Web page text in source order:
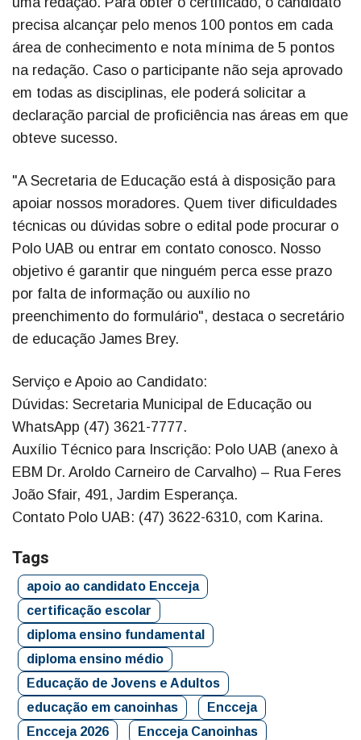
precisa alcançar pelo menos 100 pontos em cada
área de conhecimento e nota mínima de 5 pontos
na redação. Caso o participante não seja aprovado
em todas as disciplinas, ele poderá solicitar a
declaração parcial de proficiência nas áreas em que
obteve sucesso.
"A Secretaria de Educação está à disposição para
apoiar nossos moradores. Quem tiver dificuldades
técnicas ou dúvidas sobre o edital pode procurar o
Polo UAB ou entrar em contato conosco. Nosso
objetivo é garantir que ninguém perca esse prazo
por falta de informação ou auxílio no
preenchimento do formulário", destaca o secretário
de educação James Brey.
Serviço e Apoio ao Candidato:
Dúvidas: Secretaria Municipal de Educação ou
WhatsApp (47) 3621-7777.
Auxílio Técnico para Inscrição: Polo UAB (anexo à
EBM Dr. Aroldo Carneiro de Carvalho) – Rua Feres
João Sfair, 491, Jardim Esperança.
Contato Polo UAB: (47) 3622-6310, com Karina.
Tags
apoio ao candidato Encceja
certificação escolar
diploma ensino fundamental
diploma ensino médio
Educação de Jovens e Adultos
educação em canoinhas
Encceja
Encceja 2026
Encceja Canoinhas